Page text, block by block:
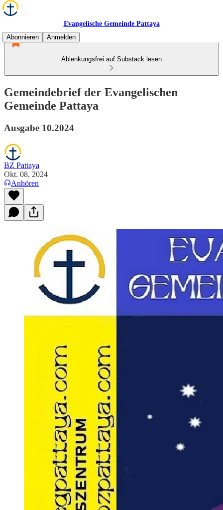
Evangelische Gemeinde Pattaya
Abonnieren
Anmelden
Ablenkungsfrei auf Substack lesen
Gemeindebrief der Evangelischen
Gemeinde Pattaya
Ausgabe 10.2024
BZ Pattaya
Okt. 08, 2024
Anhören